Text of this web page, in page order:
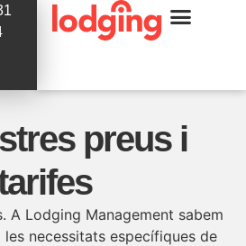
preus i
A Lodging Management sabem
necessitats específiques de